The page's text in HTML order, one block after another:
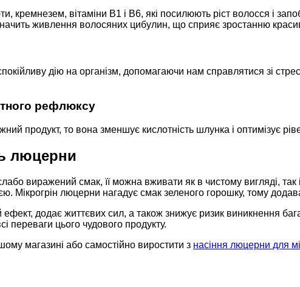
кремнезем, вітаміни B1 і B6, які посилюють ріст волосся і
живлення волосяних цибулин, що сприяє зростанню
дію на організм, допомагаючи нам справлятися зі
рефлюксу
продукт, то вона зменшує кислотність шлунка і оптимізує
люцерни
виражений смак, її можна вживати як в чистому вигляді, так
Мікрогрін люцерни нагадує смак зеленого горошку, тому
додає життєвих сил, а також знижує ризик виникнення
переваги цього чудового продукту.
магазині або самостійно виростити з насіння люцерни для